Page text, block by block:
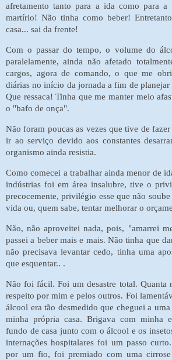
afretamento tanto para a ida como para
martírio! Não tinha como beber!
casa... sai da frente!
Com o passar do tempo, o volume do
paralelamente, ainda não afetado
cargos, agora de comando, o que me
diárias no início da jornada a fim de planejar
Que ressaca! Tinha que me manter meio
o "bafo de onça".
Não foram poucas as vezes que tive de
ir ao serviço devido aos constantes
organismo ainda resistia.
Como comecei a trabalhar ainda menor de
indústrias foi em área insalubre, tive o
precocemente, privilégio esse que não
vida ou, quem sabe, tentar melhorar o
Não, não aproveitei nada, pois, "amarrei
passei a beber mais e mais. Não tinha que
não precisava levantar cedo, tinha uma
que esquentar.. .
Não foi fácil. Foi um desastre total. Quanta
respeito por mim e pelos outros. Foi
álcool era tão desmedido que cheguei a
minha própria casa. Brigava com minha
fundo de casa junto com o álcool e os
internações hospitalares foi um passo
por um fio, foi premiado com uma